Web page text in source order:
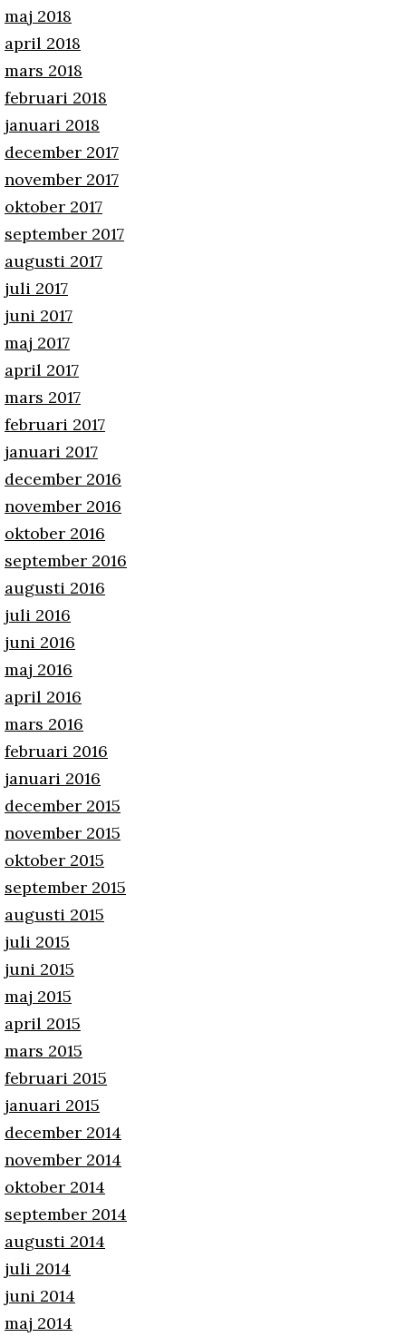
maj 2018
april 2018
mars 2018
februari 2018
januari 2018
december 2017
november 2017
oktober 2017
september 2017
augusti 2017
juli 2017
juni 2017
maj 2017
april 2017
mars 2017
februari 2017
januari 2017
december 2016
november 2016
oktober 2016
september 2016
augusti 2016
juli 2016
juni 2016
maj 2016
april 2016
mars 2016
februari 2016
januari 2016
december 2015
november 2015
oktober 2015
september 2015
augusti 2015
juli 2015
juni 2015
maj 2015
april 2015
mars 2015
februari 2015
januari 2015
december 2014
november 2014
oktober 2014
september 2014
augusti 2014
juli 2014
juni 2014
maj 2014